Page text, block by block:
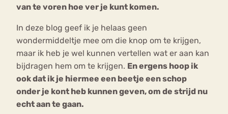
van te voren hoe ver je kunt komen.
In deze blog geef ik je helaas geen
wondermiddeltje mee om die knop om te krijgen,
maar ik heb je wel kunnen vertellen wat er aan kan
bijdragen hem om te krijgen. En ergens hoop ik
ook dat ik je hiermee een beetje een schop
onder je kont heb kunnen geven, om de strijd nu
echt aan te gaan.